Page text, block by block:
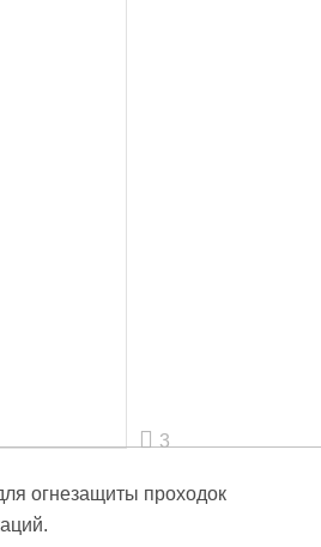
3
огнезащиты проходок